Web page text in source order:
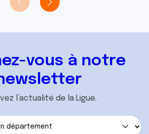
vous à notre
l’actualité de la Ligue.